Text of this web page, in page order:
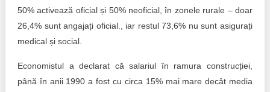
50% activează oficial și 50% neoficial, în zonele rurale – doar
26,4% sunt angajați oficial., iar restul 73,6% nu sunt asigurați
medical și social.
Economistul a declarat că salariul în ramura construcției,
până în anii 1990 a fost cu circa 15% mai mare decât media